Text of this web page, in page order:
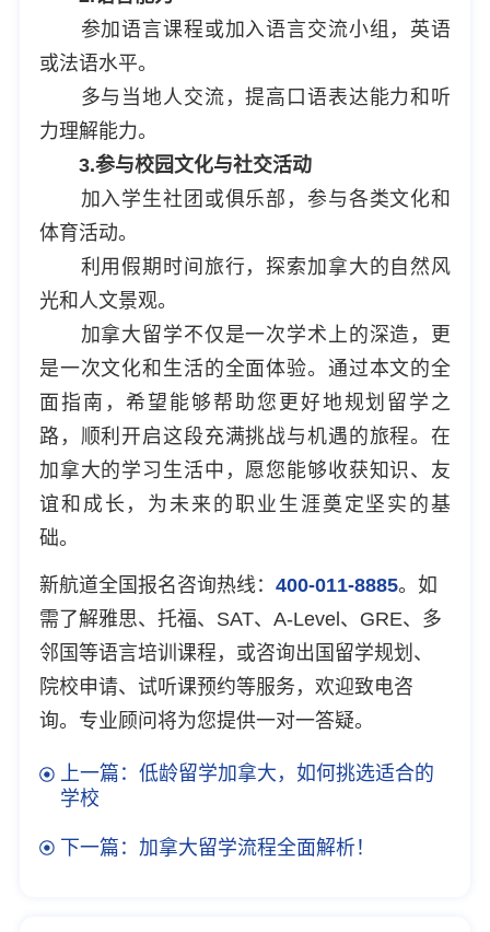
参加语言课程或加入语言交流小组，英语
或法语水平。
多与当地人交流，提高口语表达能力和听
力理解能力。
3.参与校园文化与社交活动
加入学生社团或俱乐部，参与各类文化和
体育活动。
利用假期时间旅行，探索加拿大的自然风
光和人文景观。
加拿大留学不仅是一次学术上的深造，更
是一次文化和生活的全面体验。通过本文的全
面指南，希望能够帮助您更好地规划留学之
路，顺利开启这段充满挑战与机遇的旅程。在
加拿大的学习生活中，愿您能够收获知识、友
谊和成长，为未来的职业生涯奠定坚实的基
础。
新航道全国报名咨询热线： 400-011-8885。如
需了解雅思、托福、SAT、A-Level、GRE、多
邻国等语言培训课程，或咨询出国留学规划、
院校申请、试听课预约等服务，欢迎致电咨
询。专业顾问将为您提供一对一答疑。
上一篇：低龄留学加拿大，如何挑选适合的
学校
下一篇：加拿大留学流程全面解析！